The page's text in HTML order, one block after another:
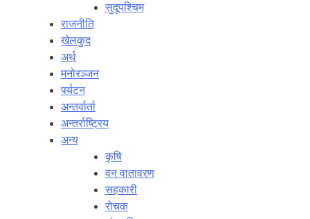
सुदूपश्‍चिम
राजनीति
खेलकुद
अर्थ
मनोरञ्‍जन
पर्यटन
अन्तर्वार्ता
अन्तर्राष्‍ट्रिय
अन्य
कृषि
वन वातावरण
सहकारी
रोचक